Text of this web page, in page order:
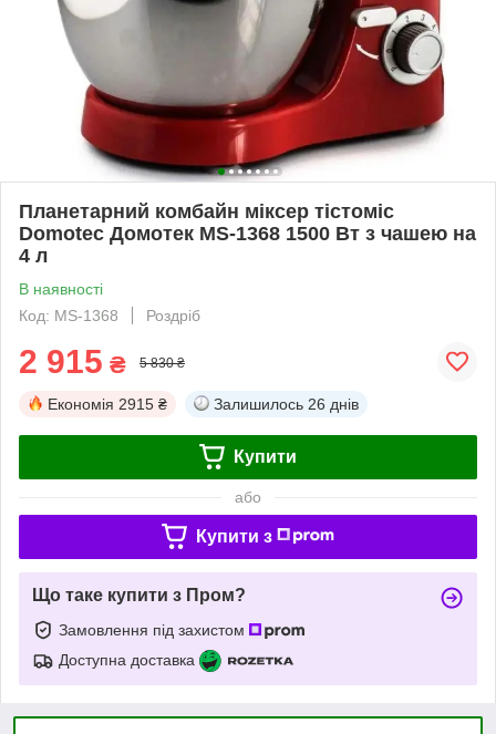
Планетарний комбайн міксер тістоміс
Domotec Домотек MS-1368 1500 Вт з чашею на
4 л
В наявності
Код: MS-1368
Роздріб
2 915 ₴ 5 830 ₴
Економія 2915 ₴ Залишилось 26 днів
Купити
або
Купити з
Що таке купити з Пром?
Замовлення під захистом
Доступна доставка